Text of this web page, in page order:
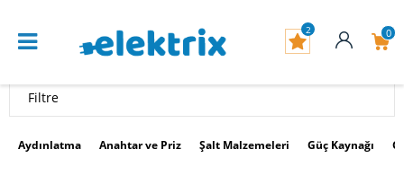
0
2
Filtre
Aydınlatma Anahtar ve Priz Şalt Malzemeleri Güç Kaynağı